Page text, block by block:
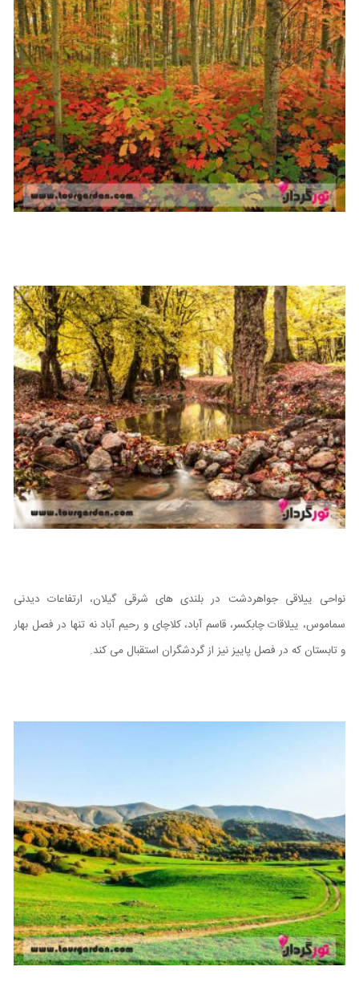
نواحی ییلاقی جواهردشت در بلندی های شرقی گیلان، ارتفاعات دیدنی
سماموس، ییلاقات چابکسر، قاسم آباد، کلاچای و رحیم آباد نه تنها در فصل بهار
و تابستان که در فصل پاییز نیز از گردشگران استقبال می کند.